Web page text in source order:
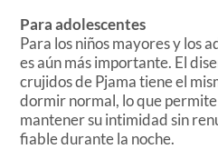
Para adolescentes
Para los niños mayores y los
es aún más importante. El
crujidos de Pjama tiene el
dormir normal, lo que
mantener su intimidad sin
fiable durante la noche.